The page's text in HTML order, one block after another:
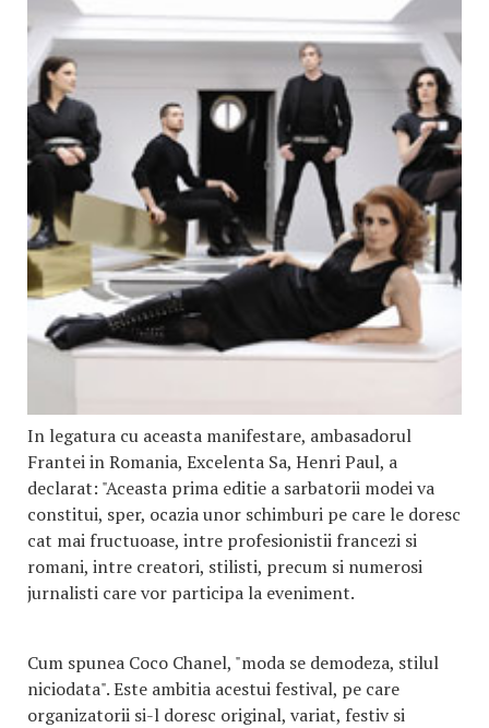
In legatura cu aceasta manifestare, ambasadorul
Frantei in Romania, Excelenta Sa, Henri Paul, a
declarat: "Aceasta prima editie a sarbatorii modei va
constitui, sper, ocazia unor schimburi pe care le doresc
cat mai fructuoase, intre profesionistii francezi si
romani, intre creatori, stilisti, precum si numerosi
jurnalisti care vor participa la eveniment.
Cum spunea Coco Chanel, "moda se demodeza, stilul
niciodata". Este ambitia acestui festival, pe care
organizatorii si-l doresc original, variat, festiv si